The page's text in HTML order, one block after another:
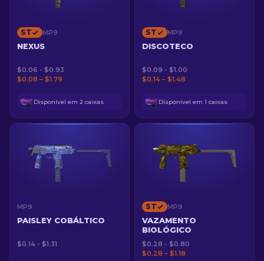
ST MP9
NEXUS
$0.06 - $0.93
$0.08 – $1.79
Disponível em 2 caixas
ST MP9
DISCOTECO
$0.09 - $1.00
$0.14 – $1.48
Disponível em 1 caixas
MP9
PAISLEY COBÁLTICO
$0.14 - $1.31
ST MP9
VAZAMENTO
BIOLÓGICO
$0.28 - $0.80
$0.28 – $1.18